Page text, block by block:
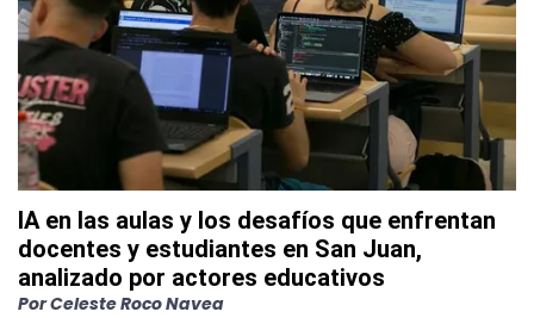
IA en las aulas y los desafíos que enfrentan
docentes y estudiantes en San Juan,
analizado por actores educativos
PorCeleste Roco Navea